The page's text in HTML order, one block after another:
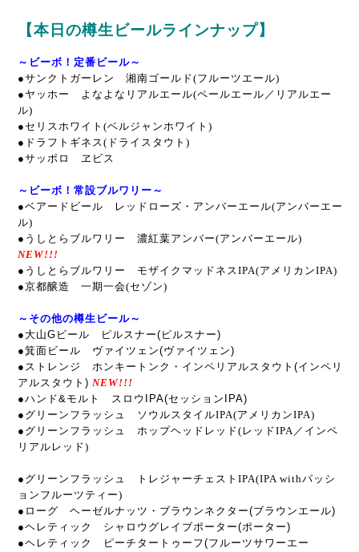
【本日の樽生ビールラインナップ】
～ビーボ！定番ビール～
●サンクトガーレン 湘南ゴールド(フルーツエール)
●ヤッホー よなよなリアルエール(ペールエール／リアルエー
ル)
●セリスホワイト(ベルジャンホワイト)
●ドラフトギネス(ドライスタウト)
●サッポロ ヱビス
～ビーボ！常設ブルワリー～
●ベアードビール レッドローズ・アンバーエール(アンバーエー
ル)
●うしとらブルワリー 濃紅葉アンバー(アンバーエール)
NEW!!!
●うしとらブルワリー モザイクマッドネスIPA(アメリカンIPA)
●京都醸造 一期一会(セゾン)
～その他の樽生ビール～
●大山Gビール ピルスナー(ピルスナー)
●箕面ビール ヴァイツェン(ヴァイツェン)
●ストレンジ ホンキートンク・インペリアルスタウト(インペリ
アルスタウト) NEW!!!
●ハンド&モルト スロウIPA(セッションIPA)
●グリーンフラッシュ ソウルスタイルIPA(アメリカンIPA)
● グリーンフラッシュ ホップヘッドレッド(レッドIPA／インペ
リアルレッド)
● グリーンフラッシュ
トレジャーチェストIPA(IPA withパッシ
ョンフルーツティー)
●ローグ ヘーゼルナッツ・ブラウンネクター(ブラウンエール)
●ヘレティック シャロウグレイブポーター(ポーター)
●ヘレティック ピーチタートゥーフ(フルーツサワーエー